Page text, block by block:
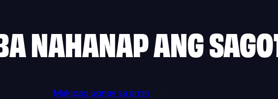
NAHANAP ANG
Makipag ugnay sa amin